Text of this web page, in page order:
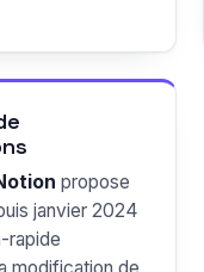
propose
janvier 2024
rapide